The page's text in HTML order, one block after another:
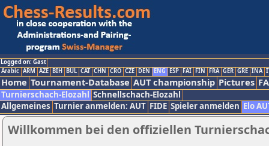
Logged on: Gast
Arabic ARM AZE BIH BUL CAT CHN CRO CZE DEN ENG ESP FAI FIN FRA GER GRE INA
Home Tournament-Database AUT championship Pictures
Turnierschach-Elozahl Schnellschach-Elozahl
Allgemeines Turnier anmelden: AUT FIDE Spieler anmelden Elo
Willkommen bei den offiziellen